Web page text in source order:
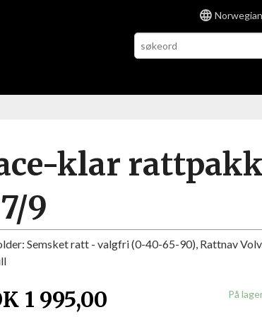
Norwegian
klar
9
Semsket ratt - valgfri (0-40-65-90), Rattnav
1 995,00 På